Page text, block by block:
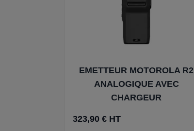
EMETTEUR MOTOROLA R2
ANALOGIQUE AVEC
CHARGEUR
323,90 € HT